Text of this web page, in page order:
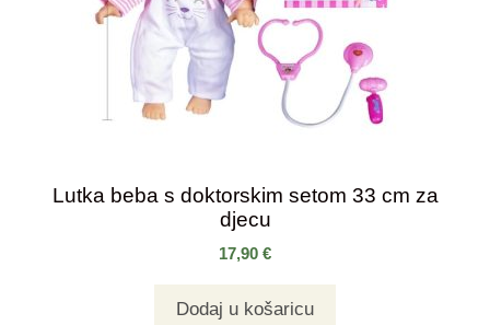
Lutka beba s doktorskim setom 33 cm za
djecu
17,90 €
Dodaj u košaricu